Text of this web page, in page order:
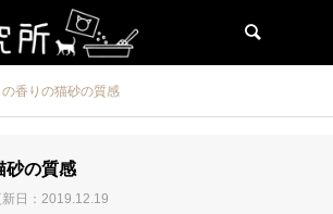
香りの猫砂の質感
砂の質感
日：2019.12.19